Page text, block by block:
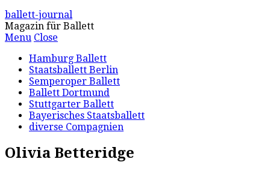
ballett-journal
Magazin für Ballett
Menu Close
Hamburg Ballett
Staatsballett Berlin
Semperoper Ballett
Ballett Dortmund
Stuttgarter Ballett
Bayerisches Staatsballett
diverse Compagnien
Olivia Betteridge